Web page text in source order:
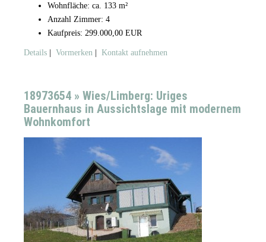
Wohnfläche: ca. 133 m²
Anzahl Zimmer: 4
Kaufpreis: 299.000,00 EUR
Details | Vormerken | Kontakt aufnehmen
18973654 » Wies/Limberg: Uriges
Bauernhaus in Aussichtslage mit modernem
Wohnkomfort